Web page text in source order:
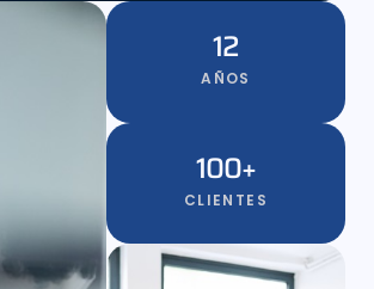
12
AÑOS
100+
CLIENTES